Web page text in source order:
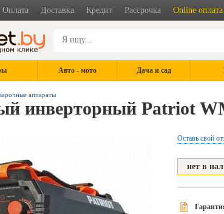
Оплата Доставка Кредит Рассрочка Online оплата
Авто - мото Дача и сад
аппараты
инверторный Patriot
Оставь свой
нет в